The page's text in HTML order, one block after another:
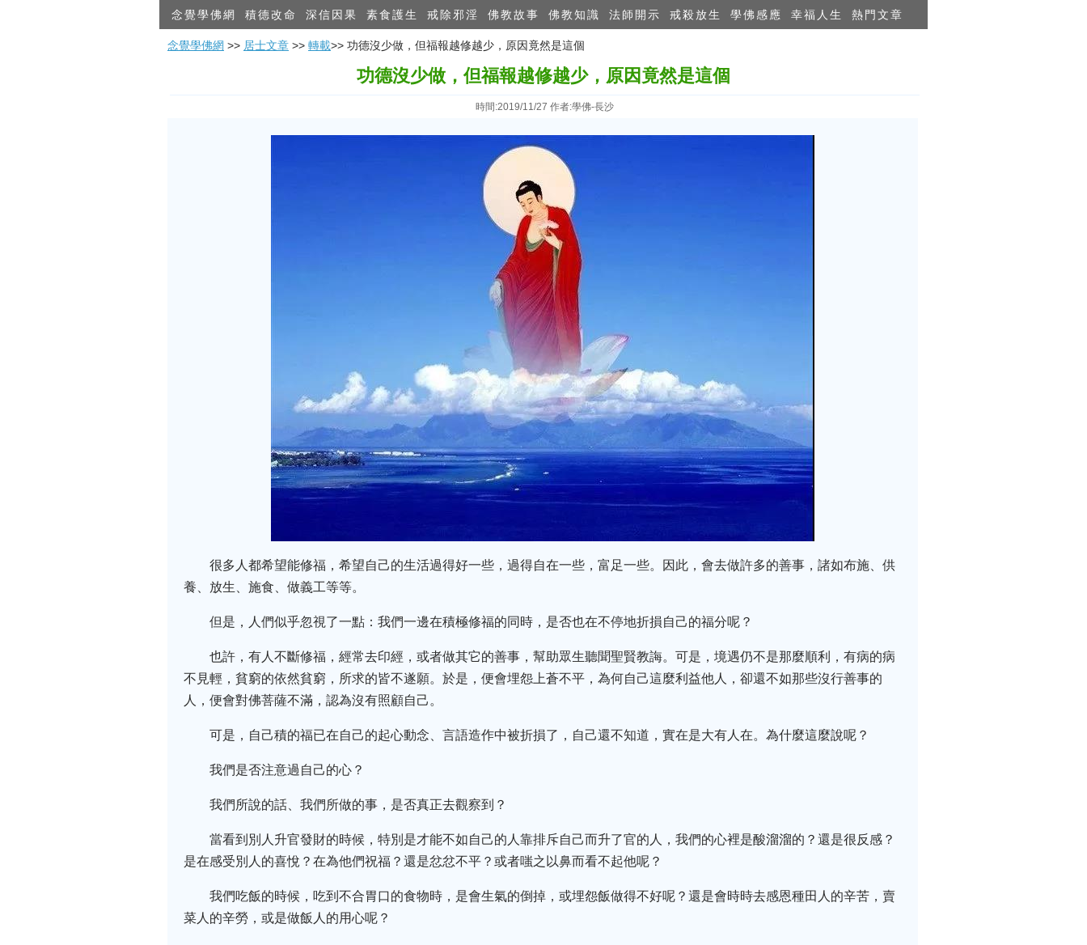
念覺學佛網 積德改命 深信因果 素食護生 戒除邪淫 佛教故事 佛教知識 法師開示 戒殺放生 學佛感應 幸福人生 熱門文章
念覺學佛網 >> 居士文章 >> 轉載>> 功德沒少做，但福報越修越少，原因竟然是這個
功德沒少做，但福報越修越少，原因竟然是這個
時間:2019/11/27 作者:學佛-長沙
很多人都希望能修福，希望自己的生活過得好一些，過得自在一些，富足一些。因此，會去做許多的善事，諸如布施、供
養、放生、施食、做義工等等。
但是，人們似乎忽視了一點：我們一邊在積極修福的同時，是否也在不停地折損自己的福分呢？
也許，有人不斷修福，經常去印經，或者做其它的善事，幫助眾生聽聞聖賢教誨。可是，境遇仍不是那麼順利，有病的病
不見輕，貧窮的依然貧窮，所求的皆不遂願。於是，便會埋怨上蒼不平，為何自己這麼利益他人，卻還不如那些沒行善事的
人，便會對佛菩薩不滿，認為沒有照顧自己。
可是，自己積的福已在自己的起心動念、言語造作中被折損了，自己還不知道，實在是大有人在。為什麼這麼說呢？
我們是否注意過自己的心？
我們所說的話、我們所做的事，是否真正去觀察到？
當看到別人升官發財的時候，特別是才能不如自己的人靠排斥自己而升了官的人，我們的心裡是酸溜溜的？還是很反感？
是在感受別人的喜悅？在為他們祝福？還是忿忿不平？或者嗤之以鼻而看不起他呢？
我們吃飯的時候，吃到不合胃口的食物時，是會生氣的倒掉，或埋怨飯做得不好呢？還是會時時去感恩種田人的辛苦，賣
菜人的辛勞，或是做飯人的用心呢？